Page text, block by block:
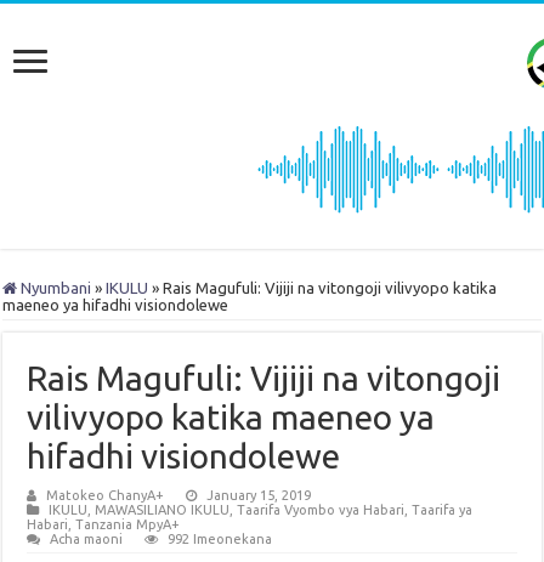
Nyumbani » IKULU » Rais Magufuli: Vijiji na vitongoji vilivyopo katika
maeneo ya hifadhi visiondolewe
Rais Magufuli: Vijiji na vitongoji
vilivyopo katika maeneo ya
hifadhi visiondolewe
Matokeo ChanyA+
January 15, 2019
IKULU
MAWASILIANO IKULU ,Taarifa Vyombo vya Habari ,Taarifa ya
Habari ,Tanzania MpyA+
Acha maoni
992 Imeonekana